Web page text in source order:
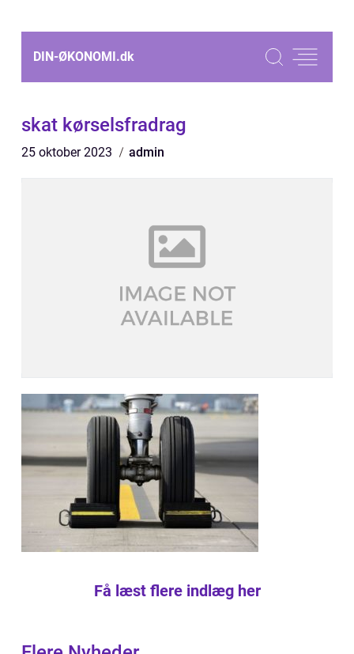
DIN-ØKONOMI.dk
skat kørselsfradrag
25 oktober 2023 admin
Få læst flere indlæg her